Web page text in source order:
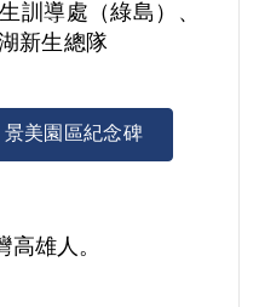
訓導處（綠島）、
新生總隊
景美園區紀念碑
雄人。